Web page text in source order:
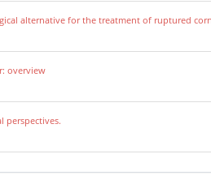
alternative for the treatment of ruptured
overview
perspectives.